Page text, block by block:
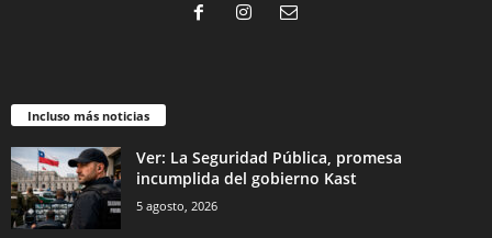
Incluso más noticias
Ver: La Seguridad Pública, promesa
incumplida del gobierno Kast
5 agosto, 2026